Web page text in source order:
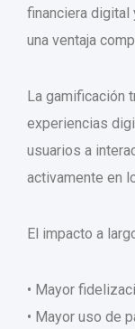
financiera
una ventaja
La gamificación
experiencias
usuarios a
activamente en
El impacto a
• Mayor
• Mayor uso de